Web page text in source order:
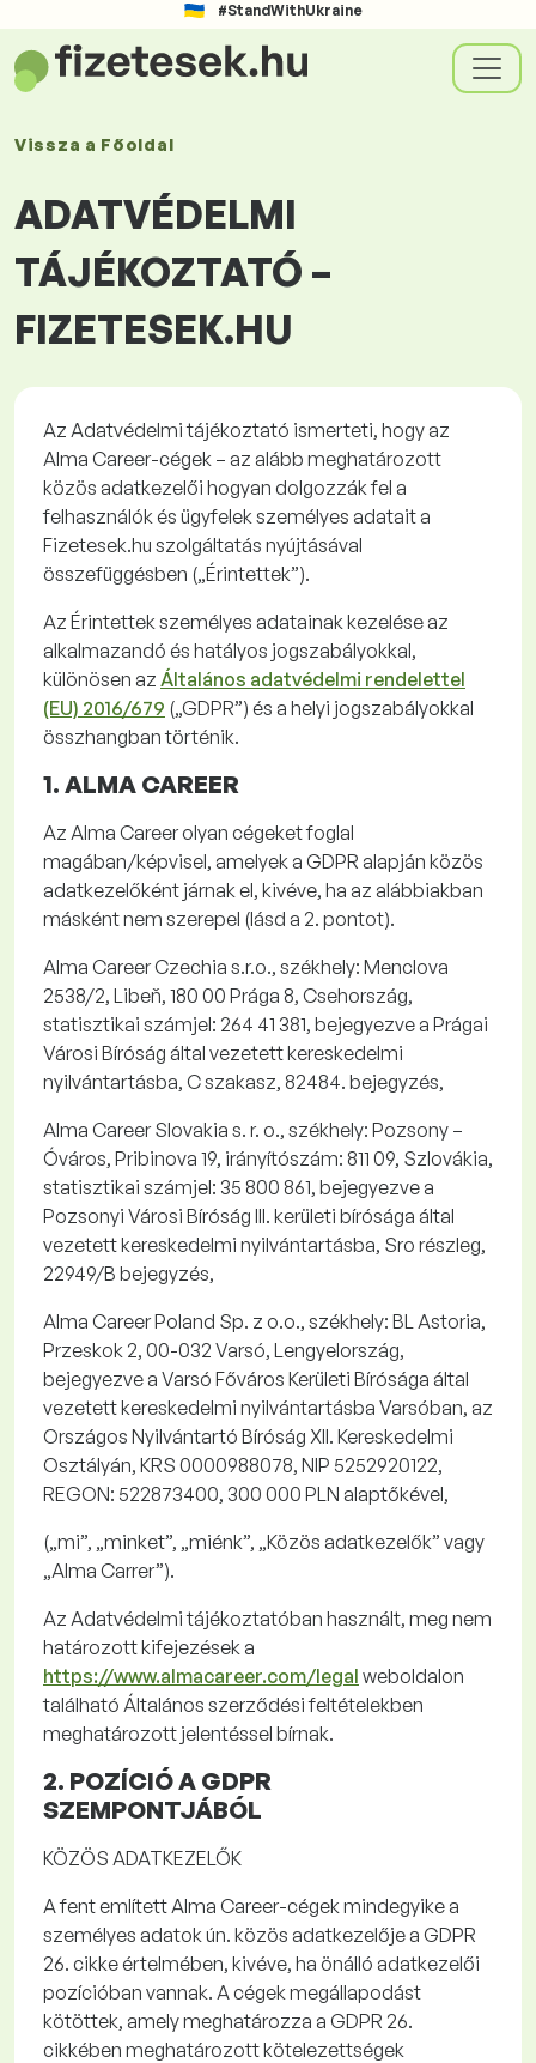
#StandWithUkraine
Vissza a Főoldal
ADATVÉDELMI
TÁJÉKOZTATÓ –
FIZETESEK.HU
Az Adatvédelmi tájékoztató ismerteti, hogy az
Alma Career-cégek – az alább meghatározott
közös adatkezelői hogyan dolgozzák fel a
felhasználók és ügyfelek személyes adatait a
Fizetesek.hu szolgáltatás nyújtásával
összefüggésben („Érintettek”).
Az Érintettek személyes adatainak kezelése az
alkalmazandó és hatályos jogszabályokkal,
különösen az Általános adatvédelmi rendelettel
(EU) 2016/679 („GDPR”) és a helyi jogszabályokkal
összhangban történik.
1. ALMA CAREER
Az Alma Careerolyan cégeket foglal
magában/képvisel, amelyek a GDPR alapján közös
adatkezelőként járnak el, kivéve, ha az alábbiakban
másként nem szerepel (lásd a 2. pontot).
Alma CareerCzechia s.r.o., székhely: Menclova
2538/2, Libeň, 180 00 Prága 8, Csehország,
statisztikai számjel: 264 41 381, bejegyezve a Prágai
Városi Bíróság által vezetett kereskedelmi
nyilvántartásba, C szakasz, 82484. bejegyzés,
Alma Career Slovakia s. r. o., székhely: Pozsony –
Óváros, Pribinova 19, irányítószám: 811 09, Szlovákia,
statisztikai számjel: 35 800 861, bejegyezve a
Pozsonyi Városi Bíróság III. kerületi bírósága által
vezetett kereskedelmi nyilvántartásba, Sro részleg,
22949/B bejegyzés,
Alma CareerPoland Sp. z o.o., székhely: BL Astoria,
Przeskok 2, 00-032 Varsó, Lengyelország,
bejegyezve a Varsó Főváros Kerületi Bírósága által
vezetett kereskedelmi nyilvántartásba Varsóban, az
Országos Nyilvántartó Bíróság XII. Kereskedelmi
Osztályán, KRS 0000988078, NIP 5252920122,
REGON: 522873400, 300 000 PLN alaptőkével,
(„mi”, „minket”, „miénk”, „Közös adatkezelők” vagy
„Alma Carrer”).
Az Adatvédelmi tájékoztatóban használt, meg nem
határozott kifejezések a
https://www.almacareer.com/legal weboldalon
található Általános szerződési feltételekben
meghatározott jelentéssel bírnak.
2. POZÍCIÓ A GDPR
SZEMPONTJÁBÓL
KÖZÖS ADATKEZELŐK
A fent említett Alma Career-cégek mindegyike a
személyes adatok ún. közös adatkezelője a GDPR
26. cikke értelmében, kivéve, ha önálló adatkezelői
pozícióban vannak. A cégek megállapodást
kötöttek, amely meghatározza a GDPR 26.
cikkében meghatározott kötelezettségek